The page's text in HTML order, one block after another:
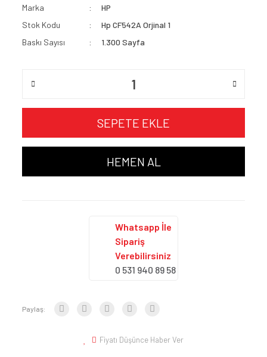
Marka
HP
Stok Kodu
Hp CF542A Orjinal 1
Baskı Sayısı
1.300 Sayfa
SEPETE EKLE
HEMEN AL
Whatsapp İle
Sipariş
Verebilirsiniz
0 531 940 89 58
Paylaş:
Fiyatı Düşünce Haber Ver